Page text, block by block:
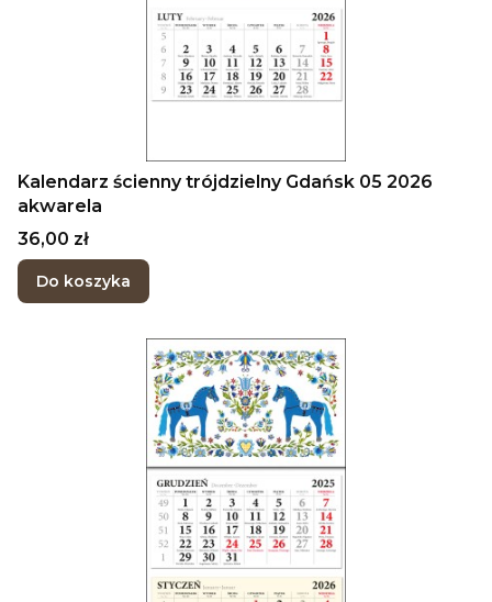
Kalendarz ścienny trójdzielny Gdańsk 05 2026
akwarela
Cena
36,00 zł
Do koszyka